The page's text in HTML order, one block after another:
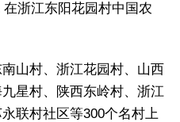
浙江东阳花园村中国农
山村、浙江花园村、山西
星村、陕西东岭村、浙江
联村社区等300个名村上